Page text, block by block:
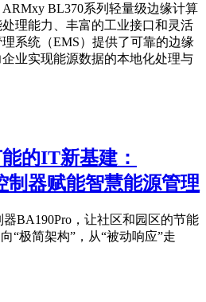
BL370系列轻量级边缘计算
理能力、丰富的工业接口和灵活
系统（EMS）提供了可靠的边缘
业实现能源数据的本地化处理与
的IT新基建：
制器赋能智慧能源管理
器BA190Pro，让社区和园区的节能
“极简架构”，从“被动响应”走